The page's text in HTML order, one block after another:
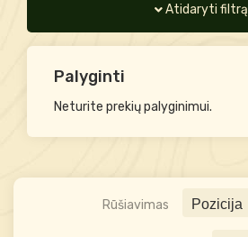
Atidaryti filtrą
Palyginti
Neturite prekių palyginimui.
Rūšiavimas